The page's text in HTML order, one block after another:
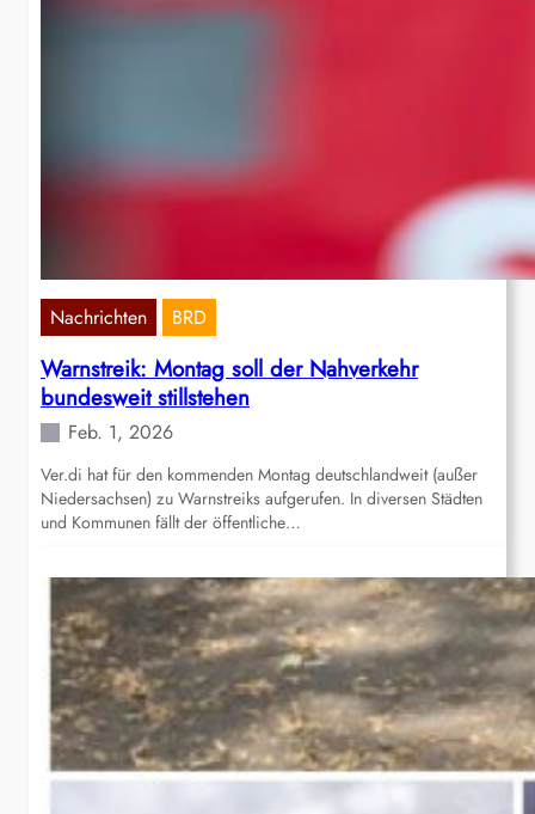
Nachrichten BRD
Warnstreik: Montag soll der Nahverkehr
bundesweit stillstehen
Feb. 1, 2026
Ver.di hat für den kommenden Montag deutschlandweit (außer
Niedersachsen) zu Warnstreiks aufgerufen. In diversen Städten
und Kommunen fällt der öffentliche…